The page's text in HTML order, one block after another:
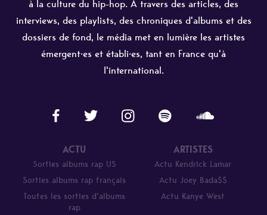
à la culture du hip-hop. À travers des articles, des
interviews, des playlists, des chroniques d'albums et des
dossiers de fond, le média met en lumière les artistes
émergent·es et établi·es, tant en France qu'à
l'international.
ACTU
Sorties albums rap US
Sorties albums rap français
Toutes les sorties d’albums
rap
ARTISTES
Actu Kendrick Lamar
Actu Joey Bada$$
Actu Kanye West